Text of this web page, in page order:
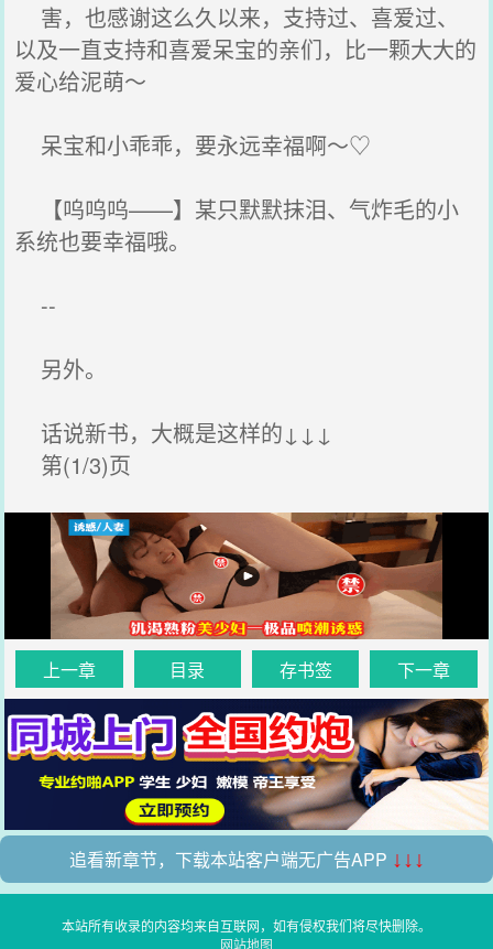
害，也感谢这么久以来，支持过、喜爱过、
以及一直支持和喜爱呆宝的亲们，比一颗大大的
爱心给泥萌～
呆宝和小乖乖，要永远幸福啊～♡
【呜呜呜——】某只默默抹泪、气炸毛的小
系统也要幸福哦。
--
另外。
话说新书，大概是这样的↓↓↓
第(1/3)页
上一章 目录 存书签 下一章
追看新章节，下载本站客户端无广告APP ↓↓↓
本站所有收录的内容均来自互联网，如有侵权我们将尽快删除。
网站地图